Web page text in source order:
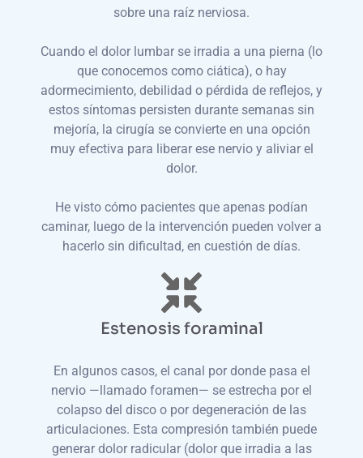
sobre una raíz nerviosa.
Cuando el dolor lumbar se irradia a una pierna (lo
que conocemos como ciática), o hay
adormecimiento, debilidad o pérdida de reflejos, y
estos síntomas persisten durante semanas sin
mejoría, la cirugía se convierte en una opción
muy efectiva para liberar ese nervio y aliviar el
dolor.
He visto cómo pacientes que apenas podían
caminar, luego de la intervención pueden volver a
hacerlo sin dificultad, en cuestión de días.
Estenosis foraminal
En algunos casos, el canal por donde pasa el
nervio —llamado foramen— se estrecha por el
colapso del disco o por degeneración de las
articulaciones. Esta compresión también puede
generar dolor radicular (dolor que irradia a las